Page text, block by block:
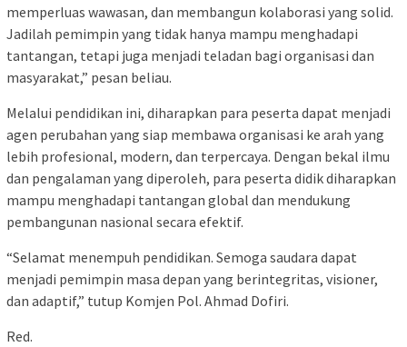
memperluas wawasan, dan membangun kolaborasi yang solid.
Jadilah pemimpin yang tidak hanya mampu menghadapi
tantangan, tetapi juga menjadi teladan bagi organisasi dan
masyarakat,” pesan beliau.
Melalui pendidikan ini, diharapkan para peserta dapat menjadi
agen perubahan yang siap membawa organisasi ke arah yang
lebih profesional, modern, dan terpercaya. Dengan bekal ilmu
dan pengalaman yang diperoleh, para peserta didik diharapkan
mampu menghadapi tantangan global dan mendukung
pembangunan nasional secara efektif.
“Selamat menempuh pendidikan. Semoga saudara dapat
menjadi pemimpin masa depan yang berintegritas, visioner,
dan adaptif,” tutup Komjen Pol. Ahmad Dofiri.
Red.